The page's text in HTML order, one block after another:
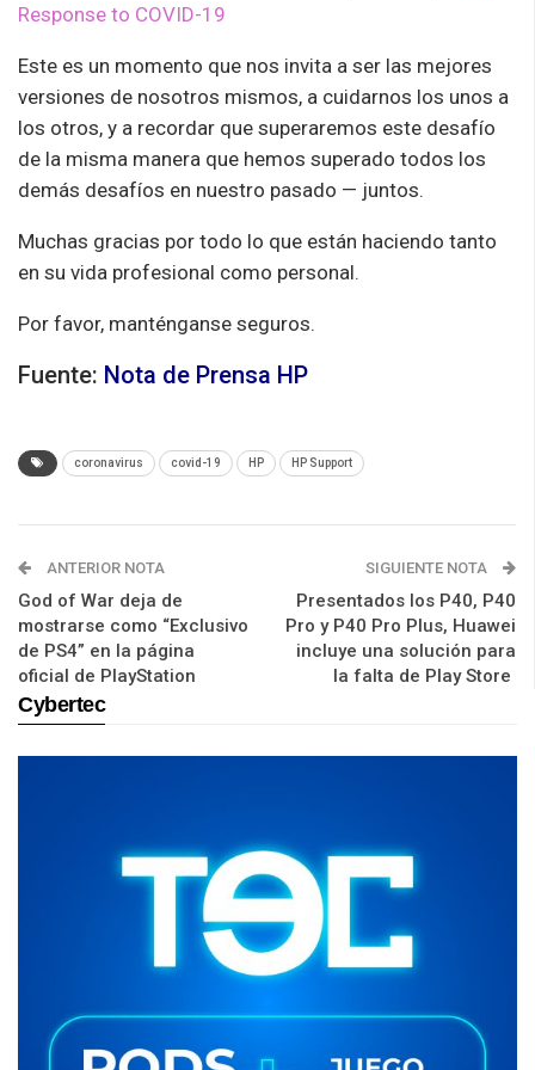
Response to COVID-19
Este es un momento que nos invita a ser las mejores
versiones de nosotros mismos, a cuidarnos los unos a
los otros, y a recordar que superaremos este desafío
de la misma manera que hemos superado todos los
demás desafíos en nuestro pasado — juntos.
Muchas gracias por todo lo que están haciendo tanto
en su vida profesional como personal.
Por favor, manténganse seguros.
Fuente: Nota de Prensa HP
coronavirus covid-19 HP HP Support
ANTERIOR NOTA
God of War deja de
mostrarse como “Exclusivo
de PS4” en la página
oficial de PlayStation
SIGUIENTE NOTA
Presentados los P40, P40
Pro y P40 Pro Plus, Huawei
incluye una solución para
la falta de Play Store
Cybertec